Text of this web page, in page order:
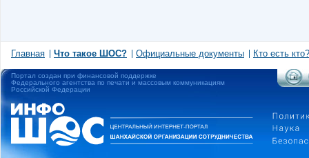
Главная Что такое ШОС? Официальные документы Кто есть кто?
Портал создан при финансовой поддержке
Федерального агентства по печати и массовым коммуникациям
Российской Федерации